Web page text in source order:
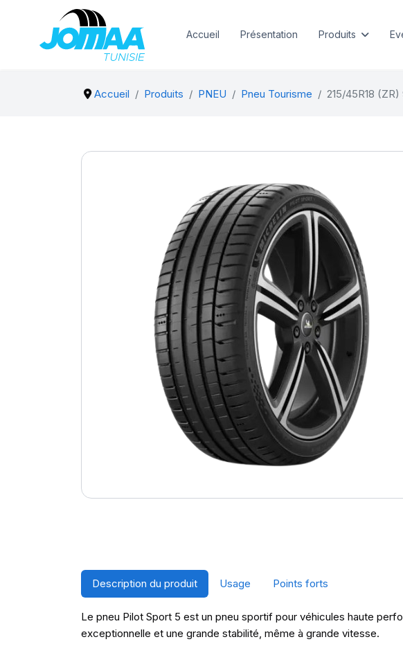
Accueil Présentation Produits
Accueil Produits PNEU Pneu Tourisme 215/45R18
Description du produit Usage Points forts
Le pneu Pilot Sport 5 est un pneu sportif pour véhicules haute
exceptionnelle et une grande stabilité, même à grande vitesse.